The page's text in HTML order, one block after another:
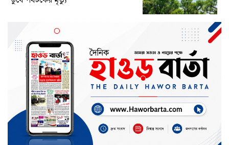
জগন্নাথপুরে ইউপি সদস্যকে জড়িয়ে
অপপ্রচারের বিরুদ্ধে গ্রামবাসীর মানববন্ধন
ছাতকের তরুণ সাংবাদিক তাজিদুল
ইসলামের মার্স্টার্সে অবিশ্বাস্য সাফল্য
দোয়ারাবাজারে খাস জমি জবরদখলের
অভিযোগ উঠেছে